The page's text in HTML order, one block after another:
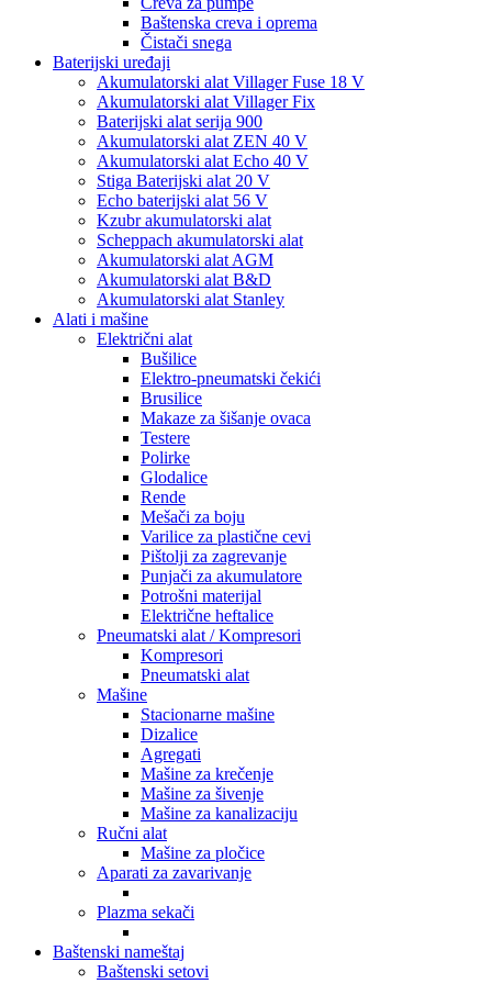
Baštenska creva i oprema
Čistači snega
Baterijski uređaji
Akumulatorski alat Villager Fuse 18 V
Akumulatorski alat Villager Fix
Baterijski alat serija 900
Akumulatorski alat ZEN 40 V
Akumulatorski alat Echo 40 V
Stiga Baterijski alat 20 V
Echo baterijski alat 56 V
Kzubr akumulatorski alat
Scheppach akumulatorski alat
Akumulatorski alat AGM
Akumulatorski alat B&D
Akumulatorski alat Stanley
Alati i mašine
Električni alat
Bušilice
Elektro-pneumatski čekići
Brusilice
Makaze za šišanje ovaca
Testere
Polirke
Glodalice
Rende
Mešači za boju
Varilice za plastične cevi
Pištolji za zagrevanje
Punjači za akumulatore
Potrošni materijal
Električne heftalice
Pneumatski alat / Kompresori
Kompresori
Pneumatski alat
Mašine
Stacionarne mašine
Dizalice
Agregati
Mašine za krečenje
Mašine za šivenje
Mašine za kanalizaciju
Ručni alat
Mašine za pločice
Aparati za zavarivanje
Plazma sekači
Baštenski nameštaj
Baštenski setovi